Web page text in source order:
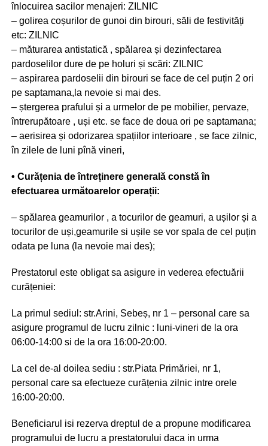
înlocuirea sacilor menajeri: ZILNIC
– golirea coșurilor de gunoi din birouri, săli de festivități
etc: ZILNIC
– măturarea antistatică , spălarea și dezinfectarea
pardoselilor dure de pe holuri și scări: ZILNIC
– aspirarea pardoselii din birouri se face de cel puțin 2 ori
pe saptamana,la nevoie si mai des.
– ștergerea prafului și a urmelor de pe mobilier, pervaze,
întrerupătoare , uși etc. se face de doua ori pe saptamana;
– aerisirea și odorizarea spațiilor interioare , se face zilnic,
în zilele de luni pînă vineri,
• Curățenia de întreținere generală constă în
efectuarea următoarelor operații:
– spălarea geamurilor , a tocurilor de geamuri, a ușilor și a
tocurilor de uși,geamurile si ușile se vor spala de cel puțin
odata pe luna (la nevoie mai des);
Prestatorul este obligat sa asigure in vederea efectuării
curățeniei:
La primul sediul: str.Arini, Sebeș, nr 1 – personal care sa
asigure programul de lucru zilnic : luni-vineri de la ora
06:00-14:00 si de la ora 16:00-20:00.
La cel de-al doilea sediu : str.Piata Primăriei, nr 1,
personal care sa efectueze curățenia zilnic intre orele
16:00-20:00.
Beneficiarul isi rezerva dreptul de a propune modificarea
programului de lucru a prestatorului daca in urma